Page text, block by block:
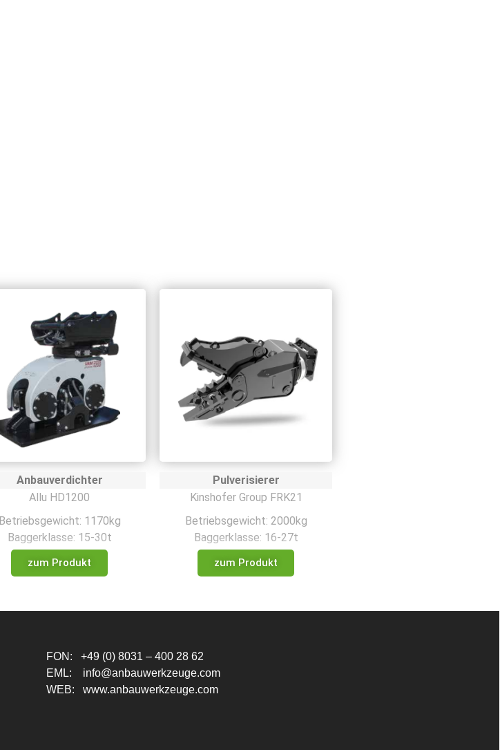
Anbauverdichter
Allu HD1200
Betriebsgewicht: 1170kg
Baggerklasse: 15-30t
zum Produkt
Pulverisierer
Kinshofer Group FRK21
Betriebsgewicht: 2000kg
Baggerklasse: 16-27t
zum Produkt
FON: +49 (0) 8031 – 400 28 62
EML: info@anbauwerkzeuge.com
WEB: www.anbauwerkzeuge.com